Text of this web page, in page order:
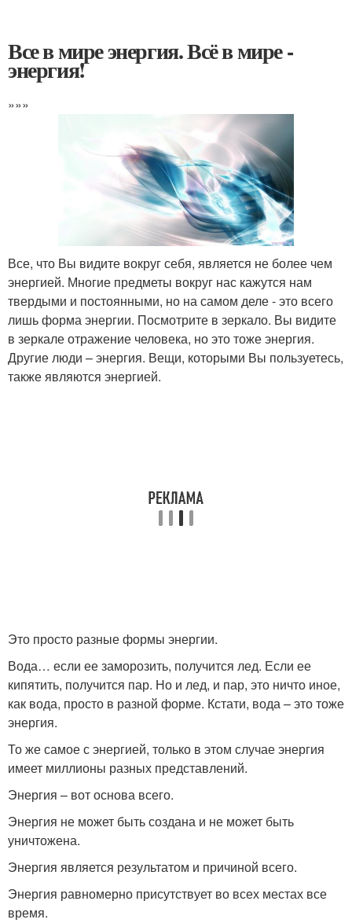
Все в мире энергия. Всё в мире -
энергия!
»»»
Все, что Вы видите вокруг себя, является не более чем
энергией. Многие предметы вокруг нас кажутся нам
твердыми и постоянными, но на самом деле - это всего
лишь форма энергии. Посмотрите в зеркало. Вы видите
в зеркале отражение человека, но это тоже энергия.
Другие люди – энергия. Вещи, которыми Вы пользуетесь,
также являются энергией.
Это просто разные формы энергии.
Вода… если ее заморозить, получится лед. Если ее
кипятить, получится пар. Но и лед, и пар, это ничто иное,
как вода, просто в разной форме. Кстати, вода – это тоже
энергия.
То же самое с энергией, только в этом случае энергия
имеет миллионы разных представлений.
Энергия – вот основа всего.
Энергия не может быть создана и не может быть
уничтожена.
Энергия является результатом и причиной всего.
Энергия равномерно присутствует во всех местах все
время.